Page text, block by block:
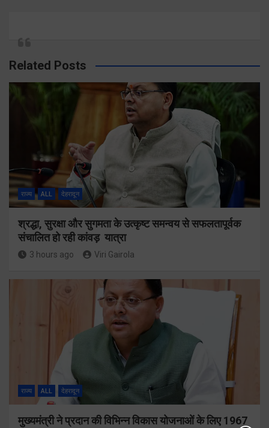
Related Posts
राज्य ALL देहरादून
श्रद्धा, सुरक्षा और सुगमता के उत्कृष्ट समन्वय से सफलतापूर्वक
संचालित हो रही कांवड़ यात्रा
3 hours ago Viri Gairola
राज्य ALL देहरादून
मुख्यमंत्री ने प्रदान की विभिन्न विकास योजनाओं के लिए 1967